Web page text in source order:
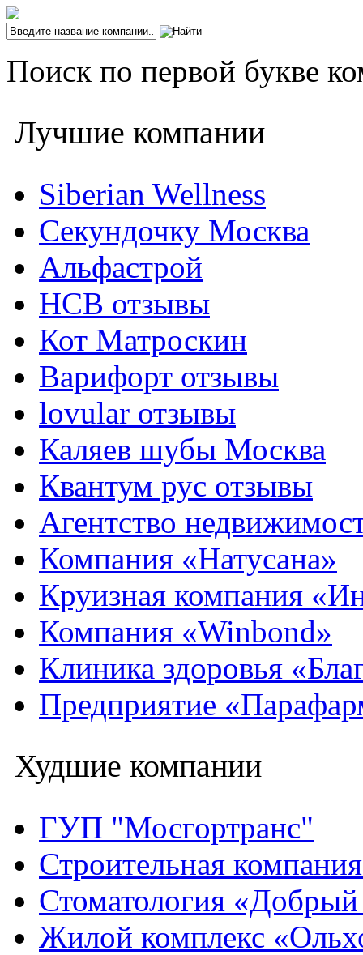
Поиск по первой букве
Лучшие компании
Siberian Wellness
Секундочку Москва
Альфастрой
НСВ отзывы
Кот Матроскин
Варифорт отзывы
lovular отзывы
Каляев шубы Москва
Квантум рус отзывы
Агентство
Компания «Натусана»
Круизная компания
Компания «Winbond»
Клиника здоровья
Предприятие
Худшие компании
ГУП "Мосгортранс"
Строительная
Стоматология
Жилой комплекс